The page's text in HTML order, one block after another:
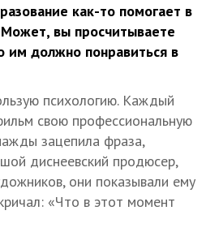
как-то помогает в
вы просчитываете
им должно понравиться в
психологию. Каждый
свою профессиональную
зацепила фраза,
диснеевский продюсер,
они показывали ему
«Что в этот момент